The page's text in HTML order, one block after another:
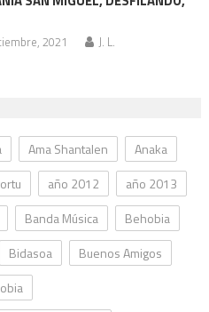
2021 J. L.
Ama Shantalen
Anaka
año 2012
año 2013
Banda Música
Behobia
Bidasoa
Buenos Amigos